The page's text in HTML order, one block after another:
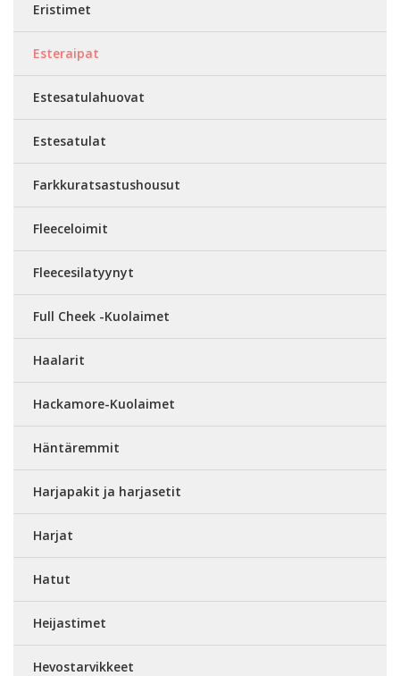
Eristimet
Esteraipat
Estesatulahuovat
Estesatulat
Farkkuratsastushousut
Fleeceloimit
Fleecesilatyynyt
Full Cheek -Kuolaimet
Haalarit
Hackamore-Kuolaimet
Häntäremmit
Harjapakit ja harjasetit
Harjat
Hatut
Heijastimet
Hevostarvikkeet